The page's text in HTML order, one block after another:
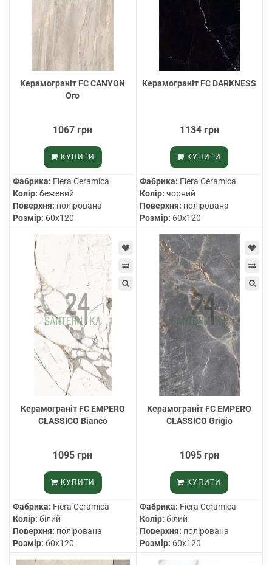
Керамограніт FC CANYON
Oro
1067 грн
КУПИТИ
Фабрика: Fiera Ceramica
Колір: бежевий
Поверхня: полірована
Розмір: 60х120
Керамограніт FC DARKNESS
1134 грн
КУПИТИ
Фабрика: Fiera Ceramica
Колір: чорний
Поверхня: полірована
Розмір: 60х120
Керамограніт FC EMPERO
CLASSICO Bianco
1095 грн
КУПИТИ
Фабрика: Fiera Ceramica
Колір: білий
Поверхня: полірована
Розмір: 60х120
Керамограніт FC EMPERO
CLASSICO Grigio
1095 грн
КУПИТИ
Фабрика: Fiera Ceramica
Колір: білий
Поверхня: полірована
Розмір: 60х120